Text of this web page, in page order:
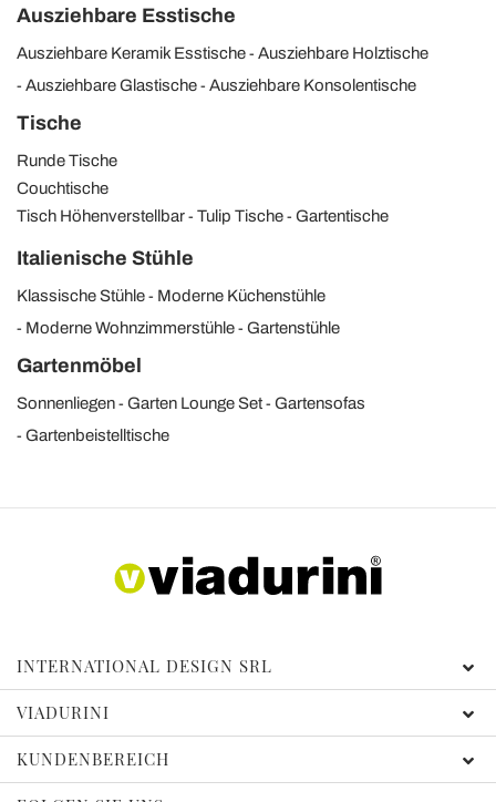
Ausziehbare Esstische
Ausziehbare Keramik Esstische
Ausziehbare Holztische
Ausziehbare Glastische
Ausziehbare Konsolentische
Tische
Runde Tische
Couchtische
Tisch Höhenverstellbar
Tulip Tische Gartentische
Italienische Stühle
Klassische Stühle
Moderne Küchenstühle
Moderne Wohnzimmerstühle
Gartenstühle
Gartenmöbel
Sonnenliegen Garten Lounge Set
Gartensofas
Gartenbeistelltische
INTERNATIONAL DESIGN SRL
VIADURINI
KUNDENBEREICH